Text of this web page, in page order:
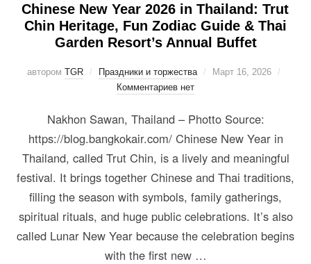
Chinese New Year 2026 in Thailand: Trut
Chin Heritage, Fun Zodiac Guide & Thai
Garden Resort’s Annual Buffet
автором TGR Праздники и торжества
Март 16, 2026
Комментариев нет
Nakhon Sawan, Thailand – Photto Source:
https://blog.bangkokair.com/ Chinese New Year in
Thailand, called Trut Chin, is a lively and meaningful
festival. It brings together Chinese and Thai traditions,
filling the season with symbols, family gatherings,
spiritual rituals, and huge public celebrations. It’s also
called Lunar New Year because the celebration begins
with the first new …